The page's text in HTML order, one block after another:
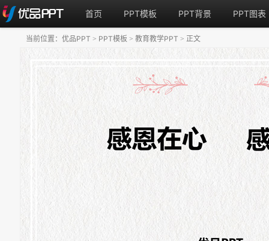
首页 PPT模板 PPT背景 PPT图表
当前位置： 优品PPT > PPT模板 > 教育教学PPT > 正文